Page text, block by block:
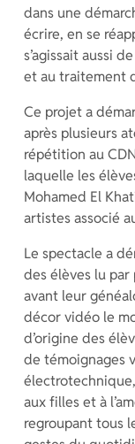
dans une
écrire, en se
s’agissait aussi
et au traitement
Ce projet a
après plusieurs
répétition au
laquelle les
Mohamed El
artistes associé
Le spectacle a
des élèves lu par
avant leur
décor vidéo le
d’origine des
de témoignages
aux filles et à
regroupant tous